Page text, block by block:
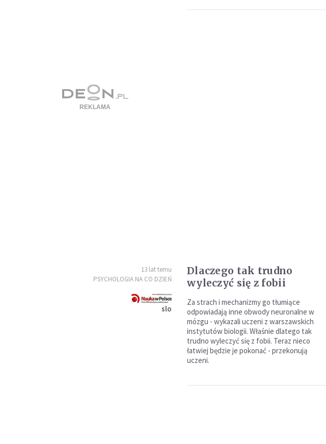
13 lat temu
PSYCHOLOGIA NA CO DZIEŃ
slo
Dlaczego tak trudno
wyleczyć się z fobii
Za strach i mechanizmy go tłumiące
odpowiadają inne obwody neuronalne w
mózgu - wykazali uczeni z warszawskich
instytutów biologii. Właśnie dlatego tak
trudno wyleczyć się z fobii. Teraz nieco
łatwiej będzie je pokonać - przekonują
uczeni.